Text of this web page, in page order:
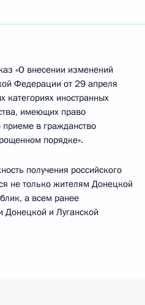
«О внесении изменений
Федерации от 29 апреля
иностранных
имеющих право
в гражданство
порядке».
получения российского
не только жителям Донецкой
а всем ранее
Донецкой и Луганской